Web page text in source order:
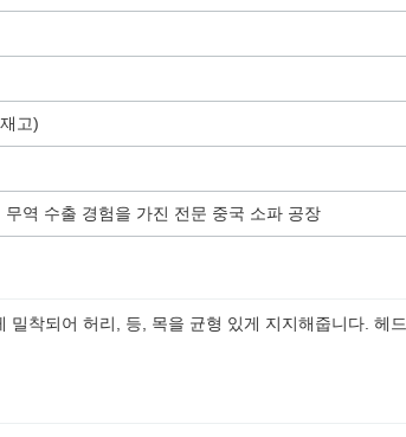
고)
무역 수출 경험을 가진 전문 중국 소파 공장
착되어 허리, 등, 목을 균형 있게 지지해줍니다. 헤